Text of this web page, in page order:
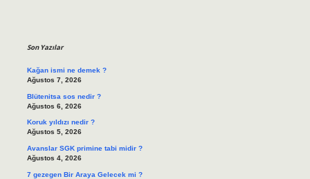
Son Yazılar
Kağan ismi ne demek ?
Ağustos 7, 2026
Blütenitsa sos nedir ?
Ağustos 6, 2026
Koruk yıldızı nedir ?
Ağustos 5, 2026
Avanslar SGK primine tabi midir ?
Ağustos 4, 2026
7 gezegen Bir Araya Gelecek mi ?